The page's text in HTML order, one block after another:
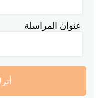
عنوان المراسلة